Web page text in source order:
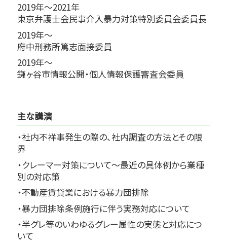
2019年～2021年
東京弁護士会民事介入暴力対策特別委員会委員長
2019年～
府中刑務所篤志面接委員
2019年～
鎌ヶ谷市情報公開・個人情報保護審査会委員
主な講演
・社内不祥事発生の際の、社内調査の方法とその限
界
・クレーマー対策について～最近の具体例から業種
別の対応策
・不動産賃貸業における暴力団排除
・暴力団排除条例施行に伴う実務対応について
・半グレ等のいわゆるグレー属性の実態と対応につ
いて